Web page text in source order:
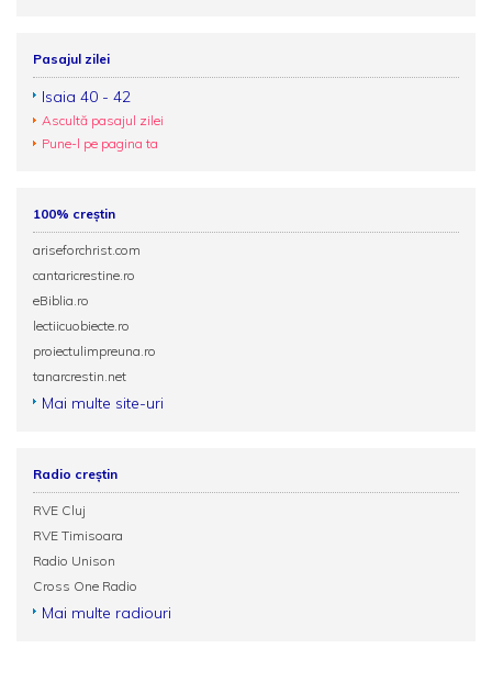
Pasajul zilei
Isaia 40 - 42
Ascultă pasajul zilei
Pune-l pe pagina ta
100% creștin
ariseforchrist.com
cantaricrestine.ro
eBiblia.ro
lectiicuobiecte.ro
proiectulimpreuna.ro
tanarcrestin.net
Mai multe site-uri
Radio creștin
RVE Cluj
RVE Timisoara
Radio Unison
Cross One Radio
Mai multe radiouri